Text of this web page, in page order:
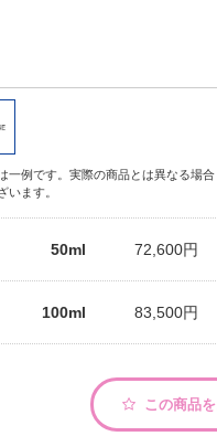
一例です。実際の商品とは異なる場合
います。
50ml 72,600円
100ml 83,500円
この商品